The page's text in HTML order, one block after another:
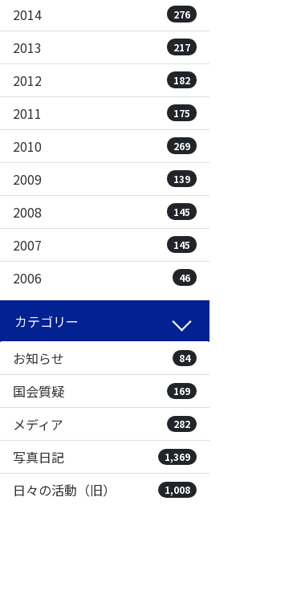
2014 276
2013 217
2012 182
2011 175
2010 269
2009 139
2008 145
2007 145
2006 46
カテゴリー
お知らせ
84
国会質疑 169
メディア 282
写真日記 1,369
日々の活動（旧） 1,008